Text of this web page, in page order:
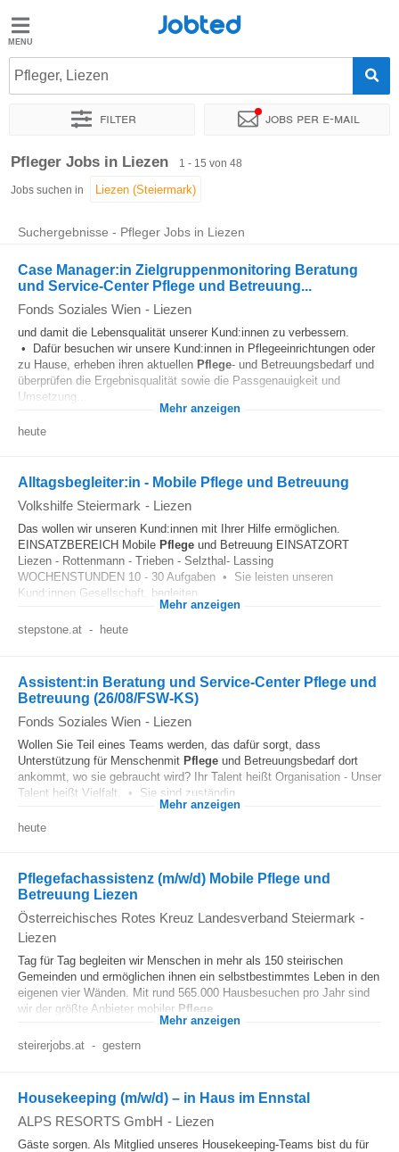
Jobted
Jobs
Jobted
Pfleger, Liezen
Filter Jobs per e-mail
Sortieren nach Genauer Standort
Pfleger Jobs in Liezen 1 - 15 von 48
Jobs suchen in
Suchergebnisse - Pfleger Jobs in Liezen
Case Manager:in Zielgruppenmonitoring Beratung
und Service-Center Pflege und Betreuung...
Fonds Soziales Wien - Liezen
und damit die Lebensqualität unserer Kund:innen zu verbessern.
• Dafür besuchen wir unsere Kund:innen in Pflegeeinrichtungen oder
zu Hause, erheben ihren aktuellen Pflege- und Betreuungsbedarf und
überprüfen die Ergebnisqualität sowie die Passgenauigkeit und
Umsetzung...
Mehr anzeigen
heute
Alltagsbegleiter:in - Mobile Pflege und Betreuung
Volkshilfe Steiermark - Liezen
Das wollen wir unseren Kund:innen mit Ihrer Hilfe ermöglichen.
EINSATZBEREICH Mobile Pflege und Betreuung EINSATZORT
Liezen - Rottenmann - Trieben - Selzthal- Lassing
WOCHENSTUNDEN 10 - 30 Aufgaben • Sie leisten unseren
Kund:innen Gesellschaft, begleiten...
Mehr anzeigen
stepstone.at - heute
Assistent:in Beratung und Service-Center Pflege und
Betreuung (26/08/FSW-KS)
Fonds Soziales Wien - Liezen
Wollen Sie Teil eines Teams werden, das dafür sorgt, dass
Unterstützung für Menschenmit Pflege und Betreuungsbedarf dort
ankommt, wo sie gebraucht wird? Ihr Talent heißt Organisation - Unser
Talent heißt Vielfalt. • Sie sind zuständig...
Mehr anzeigen
heute
Pflegefachassistenz (m/w/d) Mobile Pflege und
Betreuung Liezen
Österreichisches Rotes Kreuz Landesverband Steiermark -
Liezen
Tag für Tag begleiten wir Menschen in mehr als 150 steirischen
Gemeinden und ermöglichen ihnen ein selbstbestimmtes Leben in den
eigenen vier Wänden. Mit rund 565.000 Hausbesuchen pro Jahr sind
wir der größte Anbieter mobiler Pflege
Mehr anzeigen
steirerjobs.at - gestern
Housekeeping (m/w/d) – in Haus im Ennstal
ALPS RESORTS GmbH - Liezen
Gäste sorgen. Als Mitglied unseres Housekeeping-Teams bist du für